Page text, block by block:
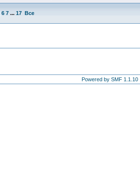
6 7 ... 17 Все
Powered by SMF 1.1.10